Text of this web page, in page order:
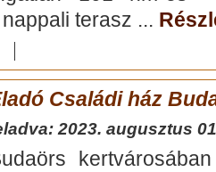
terasz ...
Családi ház
2023. augusztus